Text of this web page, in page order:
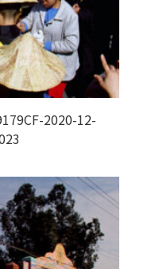
2020-12-